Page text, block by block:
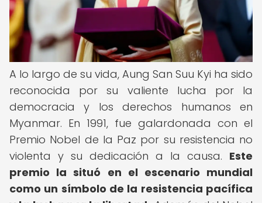
A lo largo de su vida, Aung San Suu Kyi ha sido
reconocida por su valiente lucha por la
democracia y los derechos humanos en
Myanmar. En 1991, fue galardonada con el
Premio Nobel de la Paz por su resistencia no
violenta y su dedicación a la causa. Este
premio la situó en el escenario mundial
como un símbolo de la resistencia pacífica